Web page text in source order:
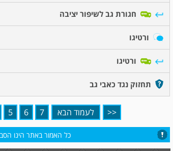
חגורת גב לשיפור יציבה
ורטיגו
ורטיגו
תחזוק נגד כאבי גב
<< לעמוד הבא 5 6 7
כל האמור באתר הינו